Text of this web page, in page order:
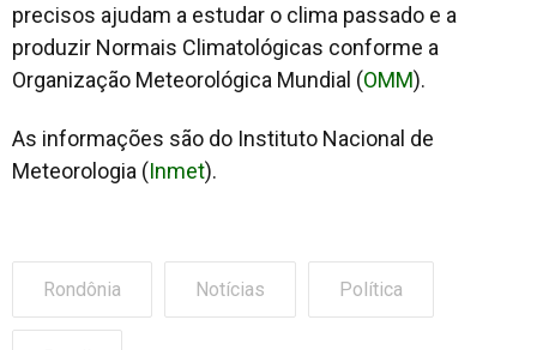
precisos ajudam a estudar o clima passado e a
produzir Normais Climatológicas conforme a
Organização Meteorológica Mundial (OMM).
As informações são do Instituto Nacional de
Meteorologia (Inmet).
Rondônia Notícias Política